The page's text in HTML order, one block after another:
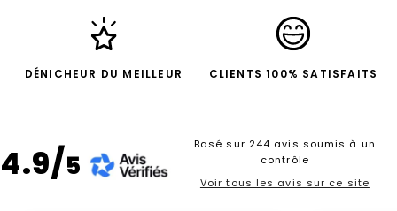
DÉNICHEUR DU MEILLEUR CLIENTS 100% SATISFAITS
4.9/5
Basé sur 244 avis soumis à un
contrôle
Voir tous les avis sur ce site